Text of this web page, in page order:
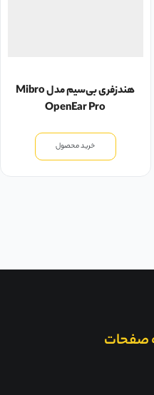
هندزفری بی‌سیم مدل Mibro
OpenEar Pro
خرید محصول
صفحات